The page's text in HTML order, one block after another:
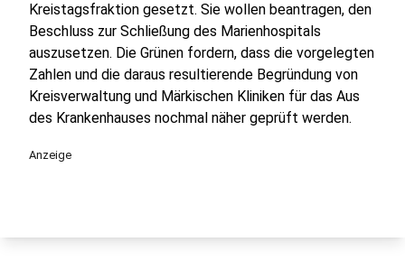
Kreistagsfraktion gesetzt. Sie wollen beantragen, den
Beschluss zur Schließung des Marienhospitals
auszusetzen. Die Grünen fordern, dass die vorgelegten
Zahlen und die daraus resultierende Begründung von
Kreisverwaltung und Märkischen Kliniken für das Aus
des Krankenhauses nochmal näher geprüft werden.
Anzeige